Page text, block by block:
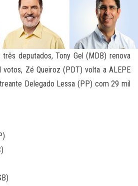
deputados, Tony Gel (MDB) renova
Zé Queiroz (PDT) volta a ALEPE
Delegado Lessa (PP) com 29 mil